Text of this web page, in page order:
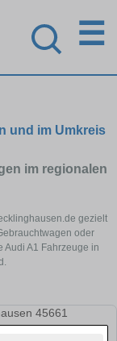
☰
und im Umkreis
im regionalen
gezielt
oder
Audi A1 Fahrzeuge in